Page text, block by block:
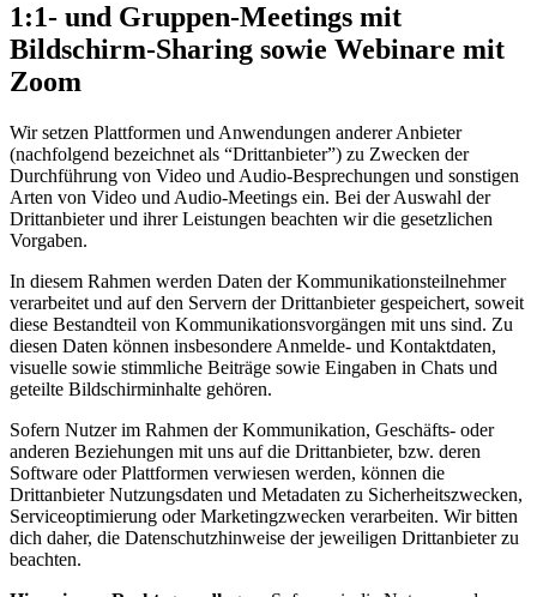
1:1- und Gruppen-Meetings mit
Bildschirm-Sharing sowie Webinare mit
Zoom
Wir setzen Plattformen und Anwendungen anderer Anbieter
(nachfolgend bezeichnet als “Drittanbieter”) zu Zwecken der
Durchführung von Video und Audio-Besprechungen und sonstigen
Arten von Video und Audio-Meetings ein. Bei der Auswahl der
Drittanbieter und ihrer Leistungen beachten wir die gesetzlichen
Vorgaben.
In diesem Rahmen werden Daten der Kommunikationsteilnehmer
verarbeitet und auf den Servern der Drittanbieter gespeichert, soweit
diese Bestandteil von Kommunikationsvorgängen mit uns sind. Zu
diesen Daten können insbesondere Anmelde- und Kontaktdaten,
visuelle sowie stimmliche Beiträge sowie Eingaben in Chats und
geteilte Bildschirminhalte gehören.
Sofern Nutzer im Rahmen der Kommunikation, Geschäfts- oder
anderen Beziehungen mit uns auf die Drittanbieter, bzw. deren
Software oder Plattformen verwiesen werden, können die
Drittanbieter Nutzungsdaten und Metadaten zu Sicherheitszwecken,
Serviceoptimierung oder Marketingzwecken verarbeiten. Wir bitten
dich daher, die Datenschutzhinweise der jeweiligen Drittanbieter zu
beachten.